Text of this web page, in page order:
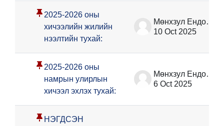
2025-2026 оны
хичээлийн жилийн
нээлтийн тухай:
Мөнхзул Ёндонжамц
10 Oct 2025
2025-2026 оны
намрын улирлын
хичээл эхлэх тухай:
Мөнхзул Ёндонжамц
6 Oct 2025
НЭГДСЭН